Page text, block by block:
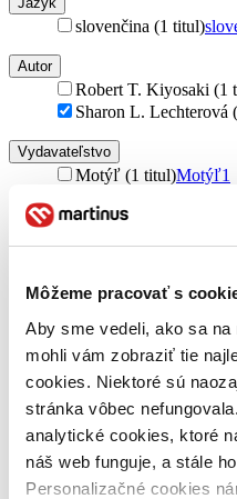
Môžeme pracovať s
Aby sme vedeli, ako sa
mohli vám zobraziť tie
cookies. Niektoré sú
stránka vôbec
analytické cookies, ktoré
náš web funguje, a stále
Personalizačné cookies
slovenčina (1 titul)
Autor
Robert T. Kiyosaki (1
Sharon L. Lechterová
Vydavateľstvo
Motýľ (1 titul)Motýľ1
Zúžiť výber
Bestsellery
Top hodnotené
Novinky
Najdrahšie
Najlacnejšie
Najvyššia zľava